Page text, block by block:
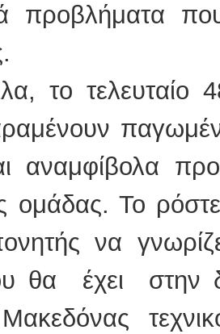
προβλήματα που
το τελευταίο
αναμφίβολα
ομάδας. Το
να
θα έχει στην